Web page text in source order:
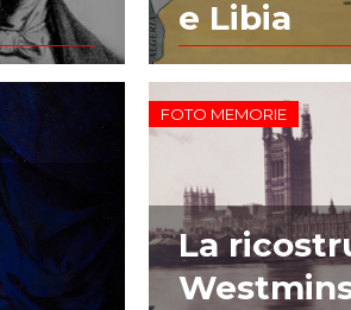
e Libia
FOTO MEMORIE
La